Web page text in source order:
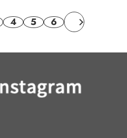
4 5 6